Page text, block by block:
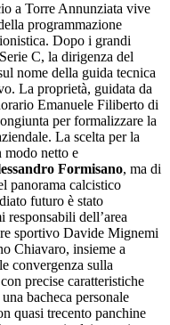
a Torre Annunziata vive
programmazione
Dopo i grandi
C, la dirigenza del
nome della guida tecnica
La proprietà, guidata da
Emanuele Filiberto di
per formalizzare la
La scelta per la
modo netto e
Formisano, ma di
panorama calcistico
futuro è stato
dell’area
sportivo Davide Mignemi
Chiavaro, insieme a
convergenza sulla
precise caratteristiche
bacheca personale
quasi trecento panchine